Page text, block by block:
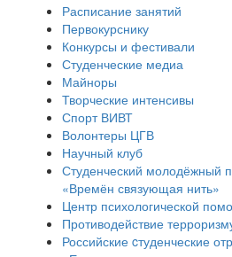
Расписание занятий
Первокурснику
Конкурсы и фестивали
Студенческие медиа
Майноры
Творческие интенсивы
Спорт ВИВТ
Волонтеры ЦГВ
Научный клуб
Студенческий молодёжный
«Времён связующая нить»
Центр психологической
Противодействие
Российские cтуденческие